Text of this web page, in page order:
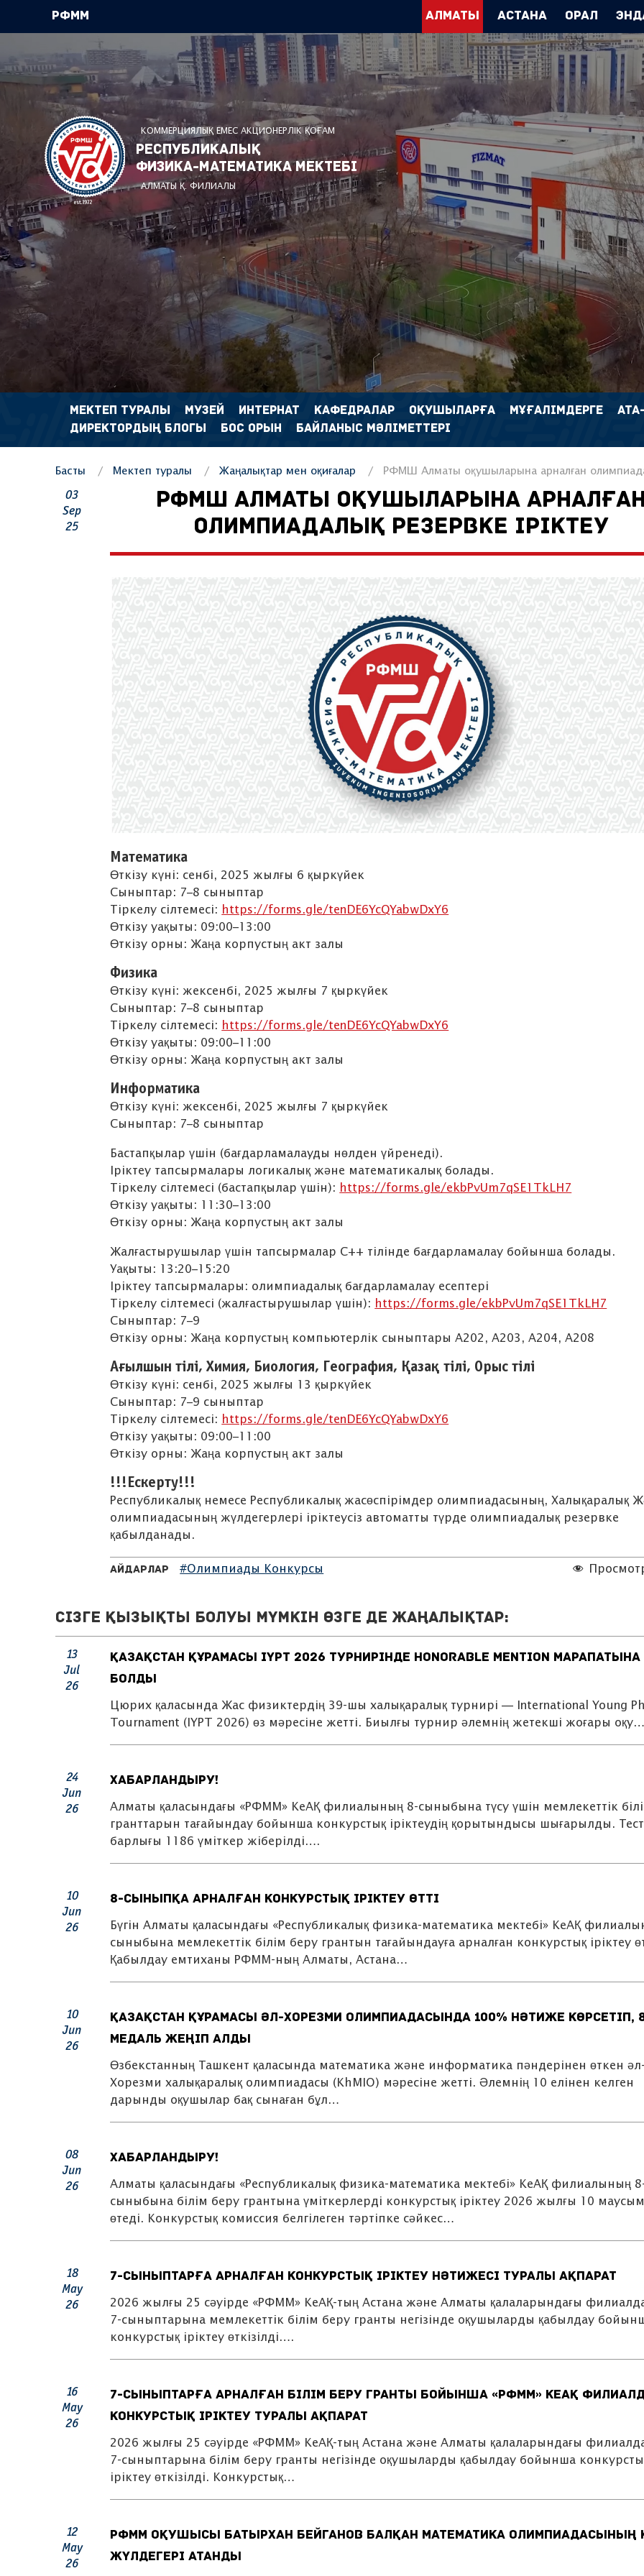
РФММ Алматы Астана Орал
КОММЕРЦИЯЛЫҚ ЕМЕС АКЦИОНЕРЛІК ҚОҒАМ
Республикалық
физика-математика мектебі
АЛМАТЫ Қ. ФИЛИАЛЫ
МЕКТЕП ТУРАЛЫ МУЗЕЙ ИНТЕРНАТ КАФЕДРАЛАР ОҚУШЫЛАРҒА МҰҒАЛІМДЕРГЕ
ДИРЕКТОРДЫҢ БЛОГЫ
БОС ОРЫН БАЙЛАНЫС МӘЛІМЕТТЕРІ
Басты Мектеп туралы Жаңалықтар мен оқиғалар РФМШ Алматы оқушыларына арналған
03
Sep
25
РФМШ АЛМАТЫ ОҚУШЫЛАРЫНА АРНАЛҒАН
ОЛИМПИАДАЛЫҚ РЕЗЕРВКЕ ІРІКТЕУ
Математика
Өткізу күні: сенбі, 2025 жылғы 6 қыркүйек
Сыныптар: 7–8 сыныптар
Тіркелу сілтемесі: https://forms.gle/tenDE6YcQYabwDxY6
Өткізу уақыты: 09:00–13:00
Өткізу орны: Жаңа корпустың акт залы
Физика
Өткізу күні: жексенбі, 2025 жылғы 7 қыркүйек
Сыныптар: 7–8 сыныптар
Тіркелу сілтемесі: https://forms.gle/tenDE6YcQYabwDxY6
Өткізу уақыты: 09:00–11:00
Өткізу орны: Жаңа корпустың акт залы
Информатика
Өткізу күні: жексенбі, 2025 жылғы 7 қыркүйек
Сыныптар: 7–8 сыныптар
Бастапқылар үшін (бағдарламалауды нөлден үйренеді).
Іріктеу тапсырмалары логикалық және математикалық болады.
Тіркелу сілтемесі (бастапқылар үшін): https://forms.gle/ekbPvUm7qSE1TkLH7
Өткізу уақыты: 11:30–13:00
Өткізу орны: Жаңа корпустың акт залы
Жалғастырушылар үшін тапсырмалар C++ тілінде бағдарламалау бойынша болады.
Уақыты: 13:20–15:20
Іріктеу тапсырмалары: олимпиадалық бағдарламалау есептері
Тіркелу сілтемесі (жалғастырушылар үшін): https://forms.gle/ekbPvUm7qSE1TkLH7
Сыныптар: 7–9
Өткізу орны: Жаңа корпустың компьютерлік сыныптары A202, A203, A204, A208
Ағылшын тілі, Химия, Биология, География, Қазақ тілі, Орыс тілі
Өткізу күні: сенбі, 2025 жылғы 13 қыркүйек
Сыныптар: 7–9 сыныптар
Тіркелу сілтемесі: https://forms.gle/tenDE6YcQYabwDxY6
Өткізу уақыты: 09:00–11:00
Өткізу орны: Жаңа корпустың акт залы
!!!Ескерту!!!
Республикалық немесе Республикалық жасөспірімдер олимпиадасының, Халықаралық
олимпиадасының жүлдегерлері іріктеусіз автоматты түрде олимпиадалық резервке
қабылданады.
Айдарлар #Олимпиады Конкурсы
Сізге қызықты болуы мүмкін өзге де жаңалықтар:
13
Jul
26
ҚАЗАҚСТАН ҚҰРАМАСЫ IYPT 2026 ТУРНИРІНДЕ HONORABLE MENTION МАРАПАТЫНА
БОЛДЫ
Цюрих қаласында Жас физиктердің 39-шы халықаралық турнирі — International Young
Tournament (IYPT 2026) өз мәресіне жетті. Биылғы турнир әлемнің жетекші жоғары оқу…
24
Jun
26
ХАБАРЛАНДЫРУ!
Алматы қаласындағы «РФММ» КеАҚ филиалының 8-сыныбына түсу үшін мемлекеттік
гранттарын тағайындау бойынша конкурстық іріктеудің қорытындысы шығарылды.
барлығы 1186 үміткер жіберілді….
10
Jun
26
8-сыныпқа арналған конкурстық іріктеу өтті
Бүгін Алматы қаласындағы «Республикалық физика-математика мектебі» КеАҚ
сыныбына мемлекеттік білім беру грантын тағайындауға арналған конкурстық іріктеу
Қабылдау емтиханы РФММ-ның Алматы, Астана…
10
Jun
26
Қазақстан құрамасы әл-Хорезми олимпиадасында 100% нәтиже көрсетіп,
медаль жеңіп алды
Өзбекстанның Ташкент қаласында математика және информатика пәндерінен өткен әл-
Хорезми халықаралық олимпиадасы (KhMIO) мәресіне жетті. Әлемнің 10 елінен келген
дарынды оқушылар бақ сынаған бұл…
08
Jun
26
ХАБАРЛАНДЫРУ!
Алматы қаласындағы «Республикалық физика-математика мектебі» КеАҚ филиалының
сыныбына білім беру грантына үміткерлерді конкурстық іріктеу 2026 жылғы 10
өтеді. Конкурстық комиссия белгілеген тәртіпке сәйкес…
18
May
26
7-сыныптарға арналған конкурстық іріктеу нәтижесі туралы ақпарат
2026 жылғы 25 сәуірде «РФММ» КеАҚ-тың Астана және Алматы қалаларындағы
7-сыныптарына мемлекеттік білім беру гранты негізінде оқушыларды қабылдау
конкурстық іріктеу өткізілді….
16
May
26
7-сыныптарға арналған білім беру гранты бойынша «РФММ» КеАҚ
конкурстық іріктеу туралы ақпарат
2026 жылғы 25 сәуірде «РФММ» КеАҚ-тың Астана және Алматы қалаларындағы
7-сыныптарына білім беру гранты негізінде оқушыларды қабылдау бойынша
іріктеу өткізілді. Конкурстық…
12
May
26
РФММ оқушысы Батырхан Бейганов Балқан математика олимпиадасының
жүлдегері атанды
ХАБАРЛАНДЫРУ!
8-сыныпқа арналған